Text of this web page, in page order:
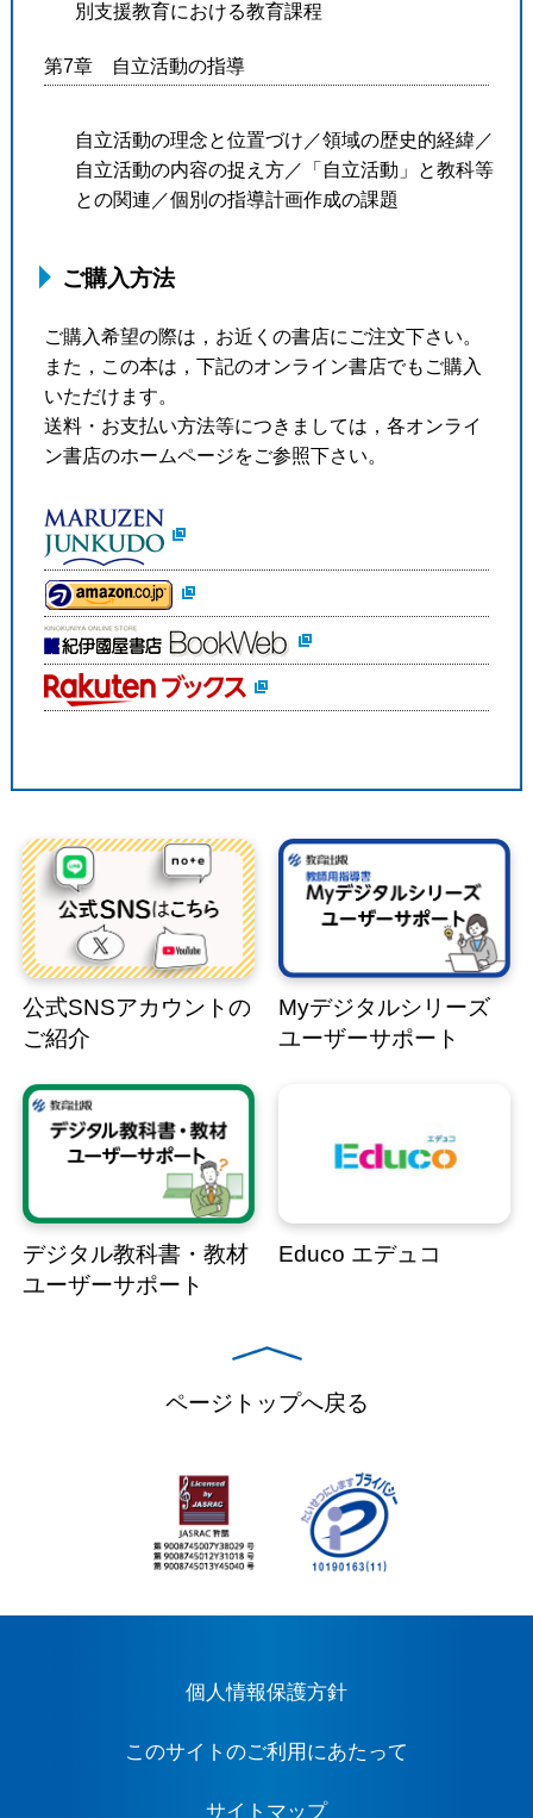
別支援教育における教育課程
第7章 自立活動の指導
自立活動の理念と位置づけ／領域の歴史的経緯／
自立活動の内容の捉え方／「自立活動」と教科等
との関連／個別の指導計画作成の課題
ご購入方法
ご購入希望の際は，お近くの書店にご注文下さい。
また，この本は，下記のオンライン書店でもご購入
いただけます。
送料・お支払い方法等につきましては，各オンライ
ン書店のホームページをご参照下さい。
公式SNSアカウントの
ご紹介
Myデジタルシリーズ
ユーザーサポート
デジタル教科書・教材
ユーザーサポート
Educo エデュコ
ページトップへ戻る
個人情報保護方針
このサイトのご利用にあたって
サイトマップ